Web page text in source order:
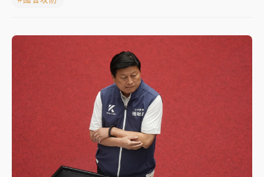
白海豚暴風圈逼近！新北淡水赫見龍捲風 榕樹
中颱白海豚風雨來了！中部以北防豪雨 今晚、明天影
響最劇烈
白海豚逼近！北市水門只出不進 未移置車輛最高罰
4800＋拖吊費